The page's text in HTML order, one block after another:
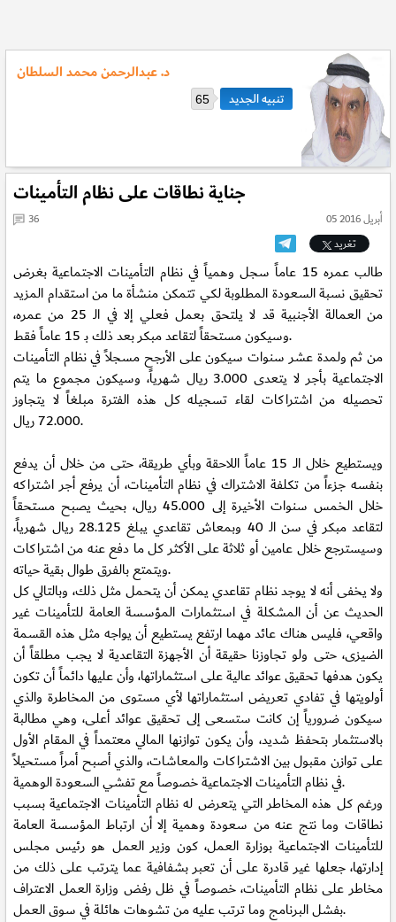
د. عبدالرحمن محمد السلطان
65
جناية نطاقات على نظام التأمينات
05 أبريل 2016
36
تغريد
طالب عمره 15 عاماً سجل وهمياً في نظام التأمينات الاجتماعية بغرض
تحقيق نسبة السعودة المطلوبة لكي تتمكن منشأة ما من استقدام المزيد
من العمالة الأجنبية قد لا يلتحق بعمل فعلي إلا في الـ 25 من عمره،
وسيكون مستحقاً لتقاعد مبكر بعد ذلك بـ 15 عاماً فقط.
من ثم ولمدة عشر سنوات سيكون على الأرجح مسجلاً في نظام التأمينات
الاجتماعية بأجر لا يتعدى 3.000 ريال شهرياً، وسيكون مجموع ما يتم
تحصيله من اشتراكات لقاء تسجيله كل هذه الفترة مبلغاً لا يتجاوز
72.000 ريال.
ويستطيع خلال الــ 15 عاماً اللاحقة وبأي طريقة، حتى من خلال أن يدفع
بنفسه جزءاً من تكلفة الاشتراك في نظام التأمينات، أن يرفع أجر اشتراكه
خلال الخمس سنوات الأخيرة إلى 45.000 ريال، بحيث يصبح مستحقاً
لتقاعد مبكر في سن الـ 40 وبمعاش تقاعدي يبلغ 28.125 ريال شهرياً،
وسيسترجع خلال عامين أو ثلاثة على الأكثر كل ما دفع عنه من اشتراكات
ويتمتع بالفرق طوال بقية حياته.
ولا يخفى أنه لا يوجد نظام تقاعدي يمكن أن يتحمل مثل ذلك، وبالتالي كل
الحديث عن أن المشكلة في استثمارات المؤسسة العامة للتأمينات غير
واقعي، فليس هناك عائد مهما ارتفع يستطيع أن يواجه مثل هذه القسمة
الضيزى، حتى ولو تجاوزنا حقيقة أن الأجهزة التقاعدية لا يجب مطلقاً أن
يكون هدفها تحقيق عوائد عالية على استثماراتها، وأن عليها دائماً أن تكون
أولويتها في تفادي تعريض استثماراتها لأي مستوى من المخاطرة والذي
سيكون ضرورياً إن كانت ستسعى إلى تحقيق عوائد أعلى، وهي مطالبة
بالاستثمار بتحفظ شديد، وأن يكون توازنها المالي معتمداً في المقام الأول
على توازن مقبول بين الاشتراكات والمعاشات، والذي أصبح أمراً مستحيلاً
في نظام التأمينات الاجتماعية خصوصاً مع تفشي السعودة الوهمية.
ورغم كل هذه المخاطر التي يتعرض له نظام التأمينات الاجتماعية بسبب
نطاقات وما نتج عنه من سعودة وهمية إلا أن ارتباط المؤسسة العامة
للتأمينات الاجتماعية بوزارة العمل، كون وزير العمل هو رئيس مجلس
إدارتها، جعلها غير قادرة على أن تعبر بشفافية عما يترتب على ذلك من
مخاطر على نظام التأمينات، خصوصاً في ظل رفض وزارة العمل الاعتراف
بفشل البرنامج وما ترتب عليه من تشوهات هائلة في سوق العمل.